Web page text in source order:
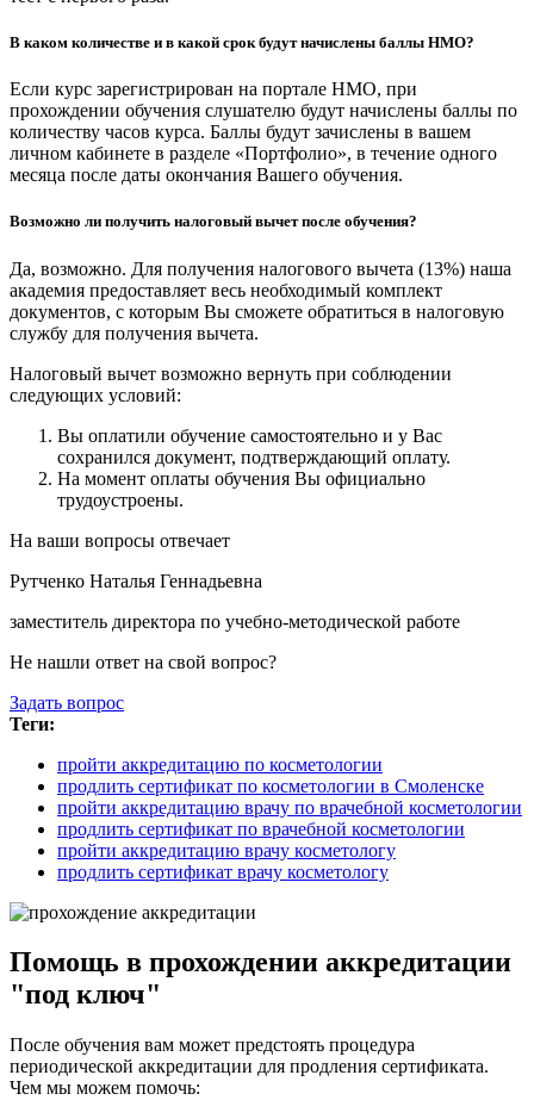
В каком количестве и в какой срок будут начислены баллы НМО?
Если курс зарегистрирован на портале НМО, при
прохождении обучения слушателю будут начислены баллы по
количеству часов курса. Баллы будут зачислены в вашем
личном кабинете в разделе «Портфолио», в течение одного
месяца после даты окончания Вашего обучения.
Возможно ли получить налоговый вычет после обучения?
Да, возможно. Для получения налогового вычета (13%) наша
академия предоставляет весь необходимый комплект
документов, с которым Вы сможете обратиться в налоговую
службу для получения вычета.
Налоговый вычет возможно вернуть при соблюдении
следующих условий:
Вы оплатили обучение самостоятельно и у Вас
сохранился документ, подтверждающий оплату.
На момент оплаты обучения Вы официально
трудоустроены.
На ваши вопросы отвечает
Рутченко Наталья Геннадьевна
заместитель директора по учебно-методической работе
Не нашли ответ на свой вопрос?
Задать вопрос
Теги:
пройти аккредитацию по косметологии
продлить сертификат по косметологии в Смоленске
пройти аккредитацию врачу по врачебной косметологии
продлить сертификат по врачебной косметологии
пройти аккредитацию врачу косметологу
продлить сертификат врачу косметологу
Помощь в прохождении аккредитации
"под ключ"
После обучения вам может предстоять процедура
периодической аккредитации для продления сертификата.
Чем мы можем помочь: